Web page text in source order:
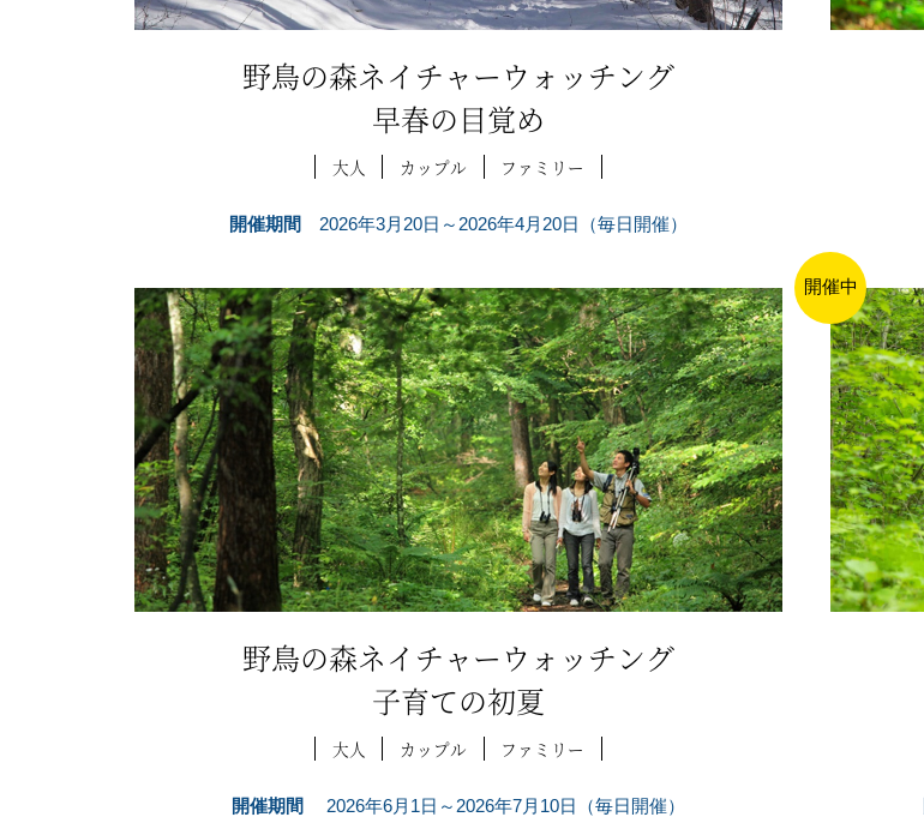
野鳥の森ネイチャーウォッチング
早春の目覚め
大人 カップル ファミリー
開催期間 2026年3月20日～2026年4月20日（毎日開催）
野鳥の森ネイチャーウォッチング
子育ての初夏
大人 カップル ファミリー
開催期間 2026年6月1日～2026年7月10日（毎日開催）
開催中